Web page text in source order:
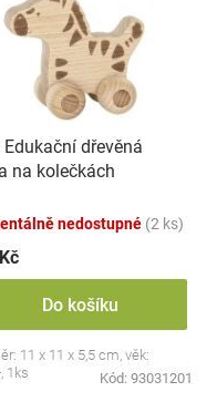
Edukační dřevěná
na kolečkách
nedostupné (2 ks)
Do košíku
11 x 11 x 5,5 cm, věk:
1ks
Kód: 93031201